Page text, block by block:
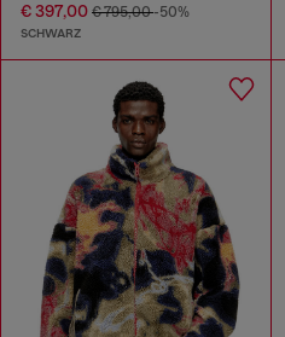
€ 397,00 € 795,00-50%
SCHWARZ